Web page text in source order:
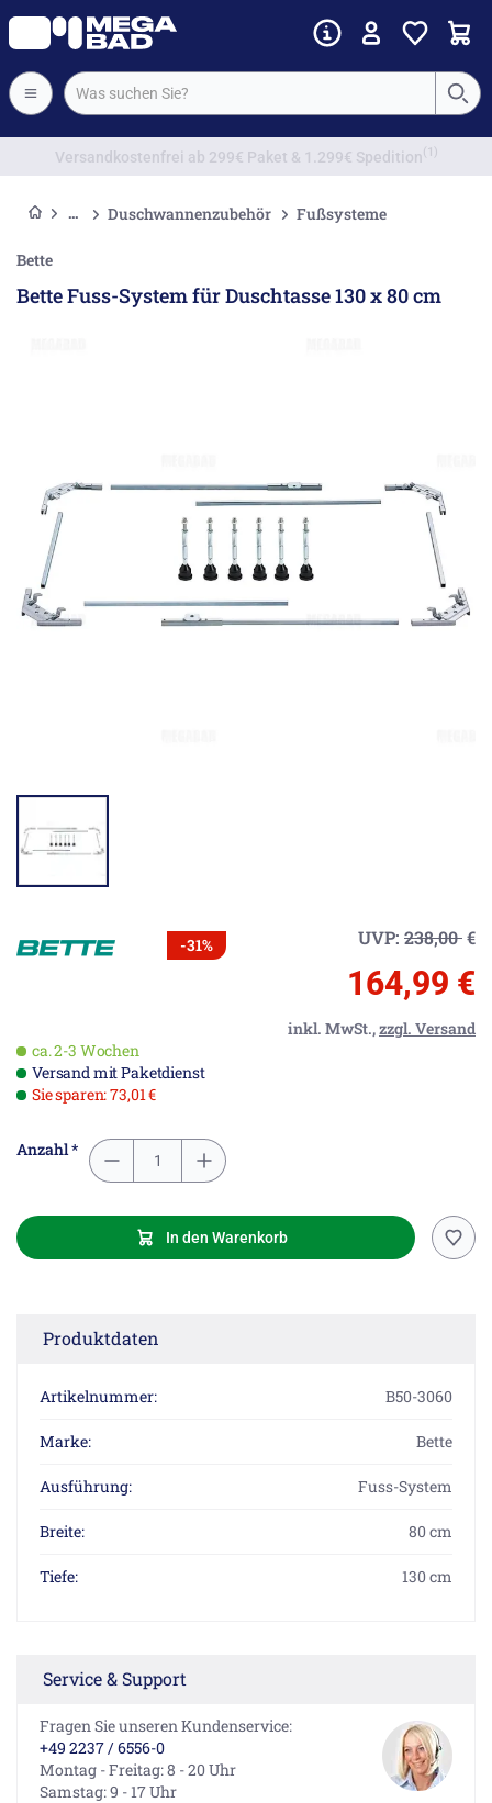
Vorkassenrabatt
Duschwannenzubehör Fußsysteme
Bette
Bette Fuss-System für Duschtasse 130 x 80 cm
-31% UVP: 238,00€
164,99 €
inkl. MwSt.,zzgl. Versand
ca. 2-3 Wochen
Versand mit Paketdienst
Sie sparen: 73,01 €
Anzahl *
In den Warenkorb
Produktdaten
Artikelnummer: B50-3060
Marke: Bette
Ausführung: Fuss-System
Breite: 80 cm
Tiefe: 130 cm
Service & Support
Fragen Sie unseren Kundenservice:
+49 2237 / 6556-0
Montag - Freitag: 8 - 20 Uhr
Samstag: 9 - 17 Uhr